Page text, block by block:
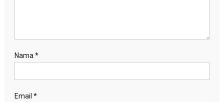
Nama *
Email *